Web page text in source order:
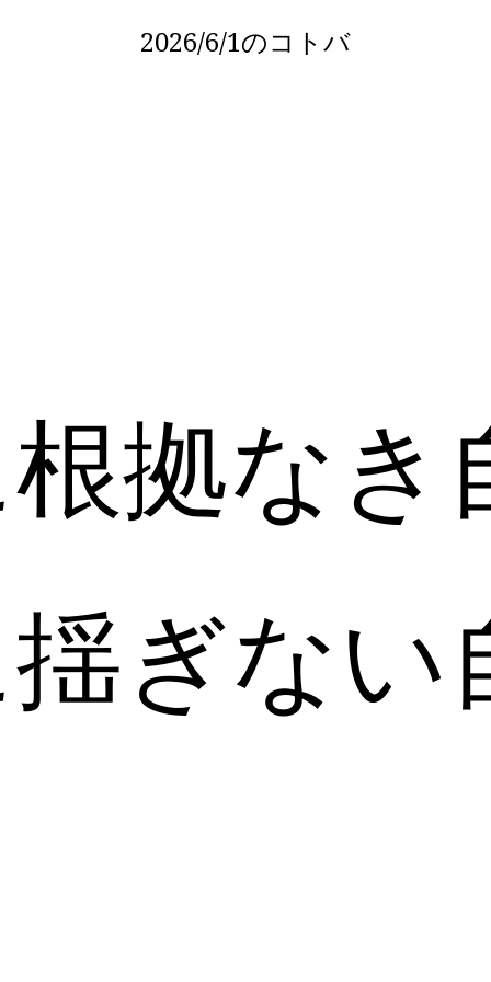
拠なき
ぎない
2026/6/1のコトバ